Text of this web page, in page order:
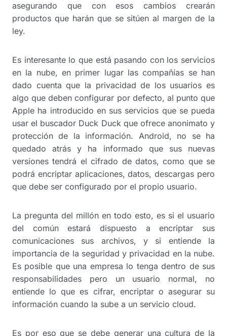
asegurando que con esos cambios crearán
productos que harán que se sitúen al margen de la
ley.
Es interesante lo que está pasando con los servicios
en la nube, en primer lugar las compañías se han
dado cuenta que la privacidad de los usuarios es
algo que deben configurar por defecto, al punto que
Apple ha introducido en sus servicios que se pueda
usar el buscador Duck Duck que ofrece anonimato y
protección de la información. Android, no se ha
quedado atrás y ha informado que sus nuevas
versiones tendrá el cifrado de datos, como que se
podrá encriptar aplicaciones, datos, descargas pero
que debe ser configurado por el propio usuario.
La pregunta del millón en todo esto, es si el usuario
del común estará dispuesto a encriptar sus
comunicaciones sus archivos, y si entiende la
importancia de la seguridad y privacidad en la nube.
Es posible que una empresa lo tenga dentro de sus
responsabilidades pero un usuario normal, no
entiende lo que es cifrar, encriptar o asegurar su
información cuando la sube a un servicio cloud.
Es por eso que se debe generar una cultura de la